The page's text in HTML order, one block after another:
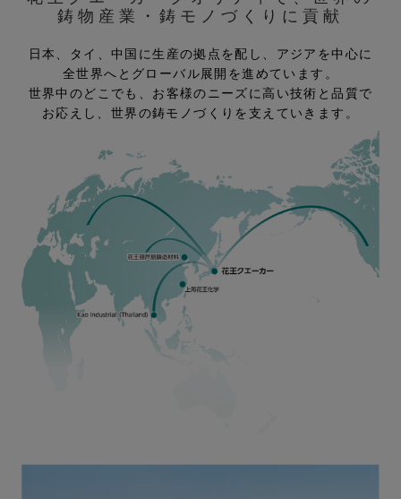
鋳物産業・鋳モノづくりに貢献
日本、タイ、中国に生産の拠点を配し、アジアを中心に
全世界へとグローバル展開を進めています。
世界中のどこでも、お客様のニーズに高い技術と品質で
お応えし、世界の鋳モノづくりを支えていきます。